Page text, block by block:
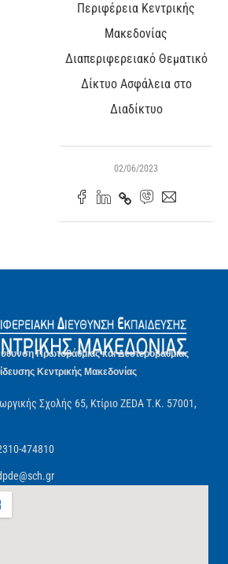
Περιφέρεια Κεντρικής
Μακεδονίας
Διαπεριφερειακό Θεματικό
Δίκτυο Ασφάλεια στο
Διαδίκτυο
02/06/2023
Πρωτοβάθμιας και Δευτεροβάθμιας
Κεντρικής Μακεδονίας
Σχολής 65, Κτίριο ZEDA Τ.Κ. 57001,
474810